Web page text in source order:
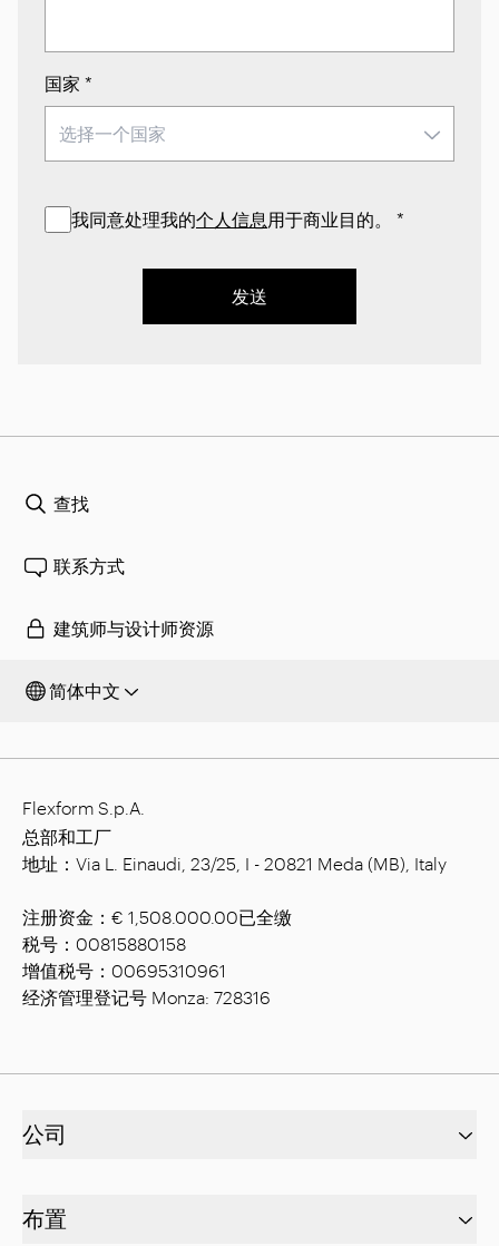
国家 *
我同意处理我的个人信息 用于商业目的。 *
发送
查找
联系方式
建筑师与设计师资源
简体中文
Flexform S.p.A.
总部和工厂
地址：Via L. Einaudi, 23/25, I - 20821 Meda (MB), Italy
注册资金：€ 1,508.000.00已全缴
税号：00815880158
增值税号：00695310961
经济管理登记号 Monza: 728316
公司
布置